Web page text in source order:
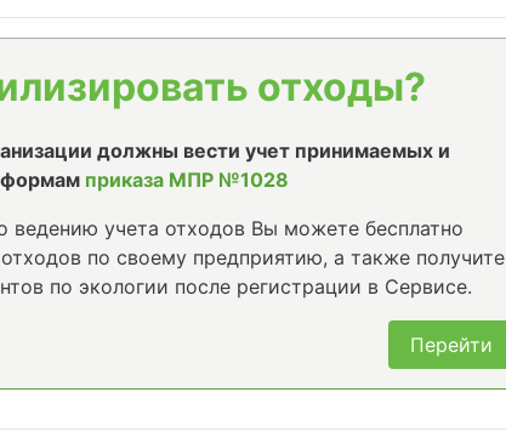
отходы?
должны вести учет принимаемых и
формам приказа МПР №1028
учета отходов Вы можете бесплатно
по своему предприятию, а также получите
по экологии после регистрации в Сервисе.
Перейти